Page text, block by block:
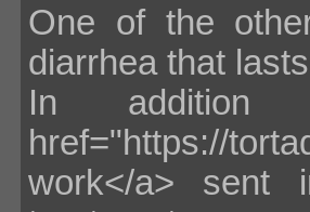
One of the
diarrhea that
In
href="https://
work</a> sent